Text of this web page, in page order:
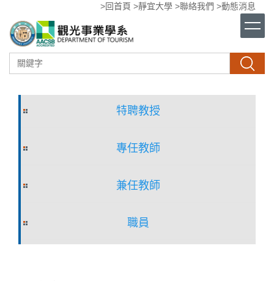
主
容
>回首頁 >靜宜大學 >聯絡我們 >動態消息
搜尋
特聘教授
專任教師
兼任教師
職員